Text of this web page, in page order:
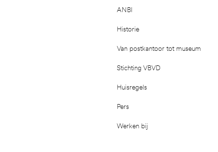
ANBI
Historie
Van postkantoor tot museum
Stichting VBVD
Huisregels
Pers
Werken bij